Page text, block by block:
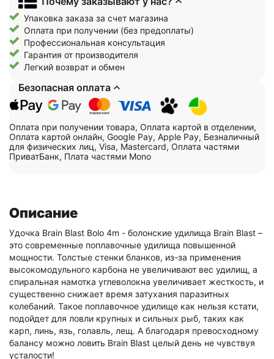
Упаковка заказа за счет магазина
Оплата при получении (без предоплаты)
Профессиональная консультация
Гарантия от производителя
Легкий возврат и обмен
Безопасная оплата
Оплата при получении товара, Оплата картой в отделении,
Оплата картой онлайн, Google Pay, Apple Pay, Безналичный
для физических лиц, Visa, Mastercard, Оплата частями
ПриватБанк, Плата частями Mono
Описание
Удочка Brain Blast Bolo 4m - болонские удилища Brain Blast –
это современные поплавочные удилища повышенной
мощности. Толстые стенки бланков, из-за применения
высокомодульного карбона не увеличивают вес удилищ, а
спиральная намотка углеволокна увеличивает жесткость, и
существенно снижает время затухания паразитных
колебаний. Такое поплавочное удилище как нельзя кстати,
подойдет для ловли крупных и сильных рыб, таких как
карп, линь, язь, голавль, лещ. А благодаря превосходному
балансу можно ловить Brain Blast целый день не чувствуя
усталости!